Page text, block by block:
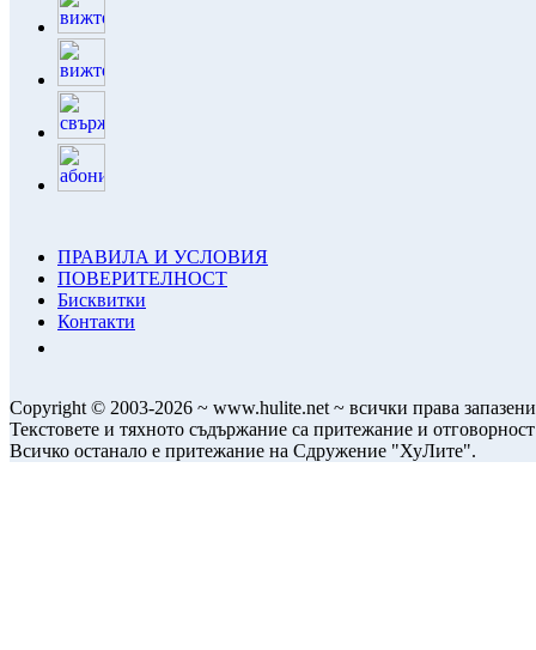
ПРАВИЛА И УСЛОВИЯ
ПОВЕРИТЕЛНОСТ
Бисквитки
Контакти
Copyright © 2003-2026 ~ www.hulite.net ~ всички права
Текстовете и тяхното съдържание са притежание и
Всичко останало е притежание на Сдружение "ХуЛите".